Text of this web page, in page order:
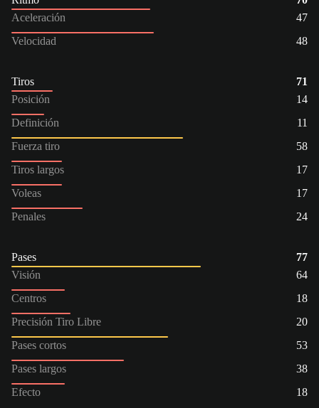
Aceleración
47
Velocidad
48
Tiros
71
Posición
14
Definición
11
Fuerza tiro
58
Tiros largos
17
Voleas
17
Penales
24
Pases
77
Visión
64
Centros
18
Precisión Tiro Libre
20
Pases cortos
53
Pases largos
38
Efecto
18